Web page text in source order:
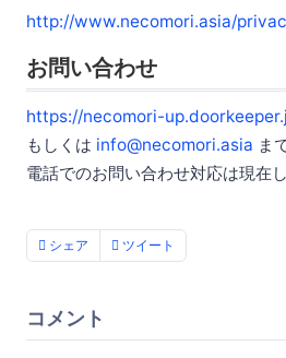
http://www.necomori.asia/
お問い合わせ
https://necomori-
もしくは info@necomori.asia ま
電話でのお問い合わせ対応は現在
シェア ツイート
コメント